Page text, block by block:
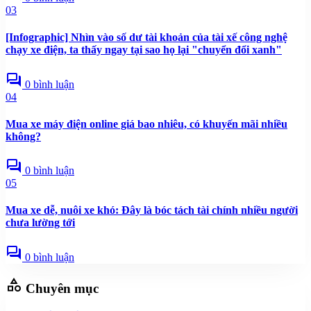
03
[Infographic] Nhìn vào số dư tài khoản của tài xế công nghệ
chạy xe điện, ta thấy ngay tại sao họ lại "chuyển đổi xanh"
forum 0 bình luận
04
Mua xe máy điện online giá bao nhiêu, có khuyến mãi nhiều
không?
forum 0 bình luận
05
Mua xe dễ, nuôi xe khó: Đây là bóc tách tài chính nhiều người
chưa lường tới
forum 0 bình luận
category Chuyên mục